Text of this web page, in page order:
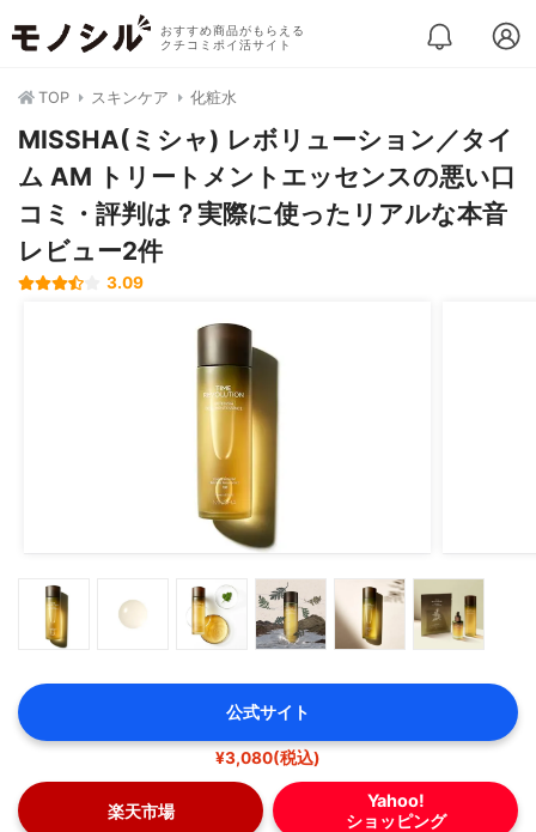
おすすめ商品がもらえる
クチコミポイ活サイト
TOP スキンケア 化粧水
MISSHA(ミシャ) レボリューション／タイ
ム AM トリートメントエッセンスの悪い口
コミ・評判は？実際に使ったリアルな本音
レビュー2件
3.09
公式サイト
¥3,080(税込)
楽天市場
Yahoo!
ショッピング